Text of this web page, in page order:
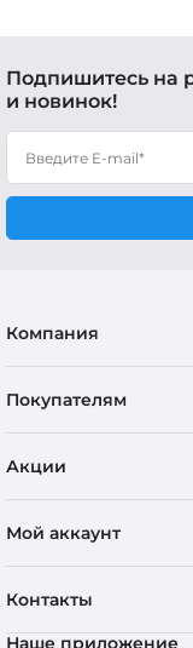
Подпишитесь на
и новинок!
Компания
Покупателям
Акции
Мой аккаунт
Контакты
Наше приложение